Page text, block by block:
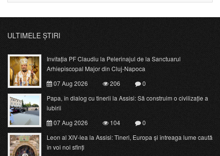
ULTIMELE ȘTIRI
Invitația PF Claudiu la Pelerinajul de la Sanctuarul
Arhiepiscopal Major din Cluj-Napoca
07 Aug 2026
206
0
Papa, în dialog cu tinerii la Assisi: Să construim o civilizație a
iubirii
07 Aug 2026
104
0
Leon al XIV-lea la Assisi: Tineri, Europa și întreaga lume caută
în voi noi sfinți